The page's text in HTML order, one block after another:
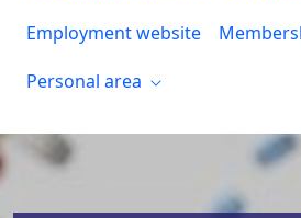
Employment website
Personal area